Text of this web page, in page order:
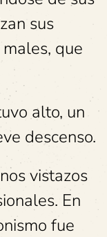
sus
que
alto, un
descenso.
vistazos
En
fue